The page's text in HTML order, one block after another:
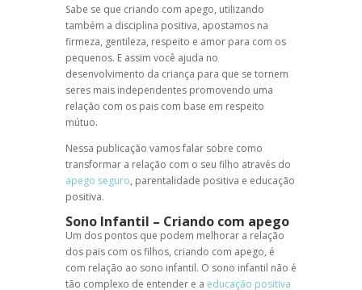
Sabe se que criando com apego, utilizando
também a disciplina positiva, apostamos na
firmeza, gentileza, respeito e amor para com os
pequenos. E assim você ajuda no
desenvolvimento da criança para que se tornem
seres mais independentes promovendo uma
relação com os pais com base em respeito
mútuo.
Nessa publicação vamos falar sobre como
transformar a relação com o seu filho através do
apego seguro, parentalidade positiva e educação
positiva.
Sono Infantil – Criando com apego
Um dos pontos que podem melhorar a relação
dos pais com os filhos, criando com apego, é
com relação ao sono infantil. O sono infantil não é
tão complexo de entender e a educação positiva